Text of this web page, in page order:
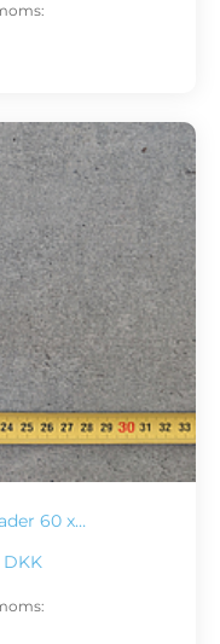
60 x…